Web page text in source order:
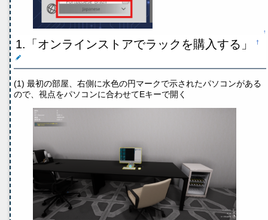
↑
1.「オンラインストアでラックを購入する」 †
(1) 最初の部屋、右側に水色の円マークで示されたパソコンがある
ので、視点をパソコンに合わせてEキーで開く